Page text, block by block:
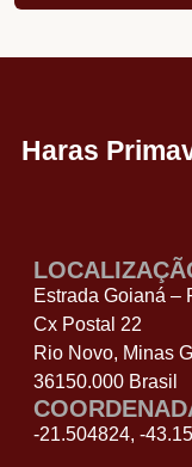
Haras
Estrada Goianá –
Cx Postal 22
Rio Novo, Minas
36150.000 Brasil
-21.504824, -